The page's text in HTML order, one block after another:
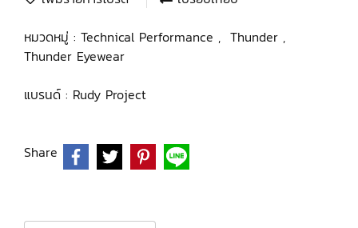
หมวดหมู่ : Technical Performance , Thunder ,
Thunder Eyewear
แบรนด์ : Rudy Project
Share